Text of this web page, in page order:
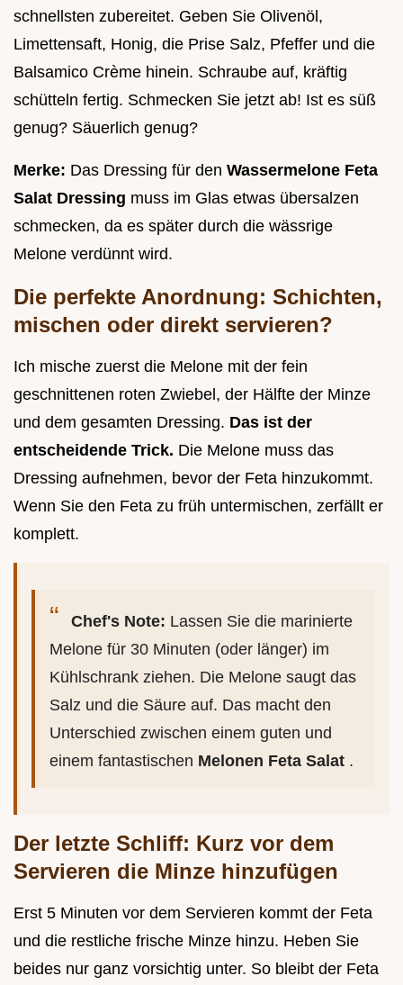
schnellsten zubereitet. Geben Sie Olivenöl,
Limettensaft, Honig, die Prise Salz, Pfeffer und die
Balsamico Crème hinein. Schraube auf, kräftig
schütteln fertig. Schmecken Sie jetzt ab! Ist es süß
genug? Säuerlich genug?
Merke: Das Dressing für den Wassermelone Feta
Salat Dressing muss im Glas etwas übersalzen
schmecken, da es später durch die wässrige
Melone verdünnt wird.
Die perfekte Anordnung: Schichten,
mischen oder direkt servieren?
Ich mische zuerst die Melone mit der fein
geschnittenen roten Zwiebel, der Hälfte der Minze
und dem gesamten Dressing. Das ist der
entscheidende Trick. Die Melone muss das
Dressing aufnehmen, bevor der Feta hinzukommt.
Wenn Sie den Feta zu früh untermischen, zerfällt er
komplett.
Chef's Note: Lassen Sie die marinierte
Melone für 30 Minuten (oder länger) im
Kühlschrank ziehen. Die Melone saugt das
Salz und die Säure auf. Das macht den
Unterschied zwischen einem guten und
einem fantastischen Melonen Feta Salat .
Der letzte Schliff: Kurz vor dem
Servieren die Minze hinzufügen
Erst 5 Minuten vor dem Servieren kommt der Feta
und die restliche frische Minze hinzu. Heben Sie
beides nur ganz vorsichtig unter. So bleibt der Feta